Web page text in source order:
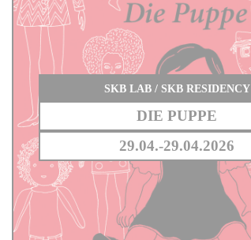
SKB LAB / SKB RESIDENCY
DIE PUPPE
29.04.-29.04.2026